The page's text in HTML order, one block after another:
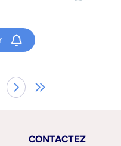
CONTACTEZ